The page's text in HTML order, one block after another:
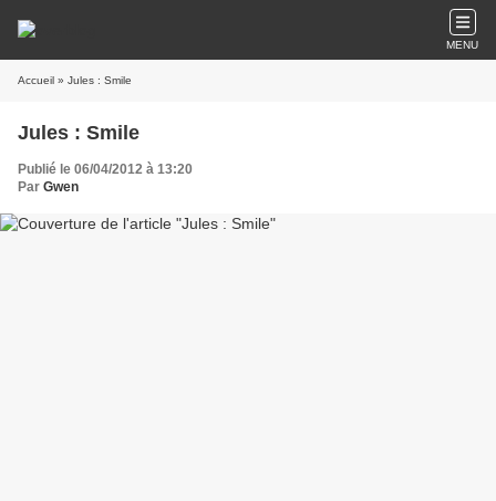
MENU
Accueil » Jules : Smile
Jules : Smile
Publié le 06/04/2012 à 13:20
Par Gwen